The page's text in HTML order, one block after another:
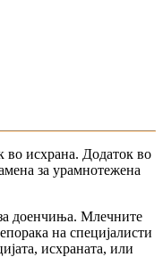
проблеми
во исхрана. Додаток во
за урамнотежена
доенчиња. Млечните
на специјалисти
исхраната, или